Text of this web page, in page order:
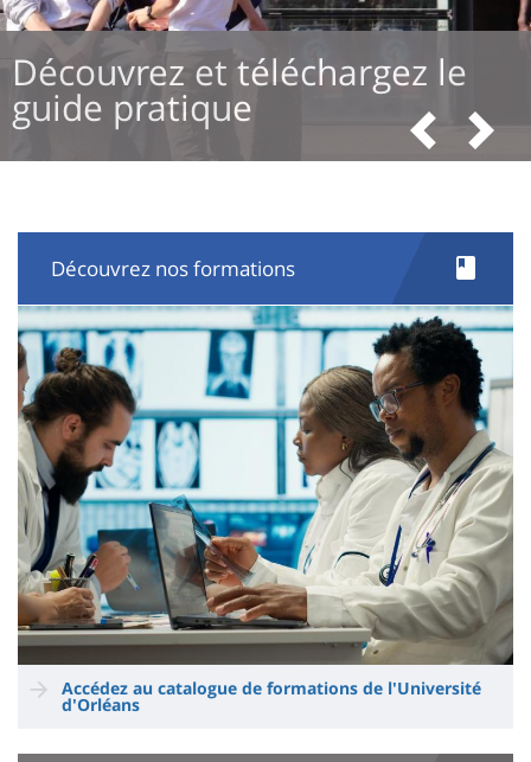
Suivant
Téléchargez l'application
mobile UnivOrleans
Découvrez nos formations
Image
Accédez au catalogue de formations de l'Université
d'Orléans